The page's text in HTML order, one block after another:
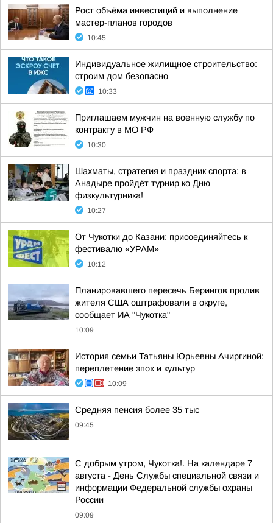
Рост объёма инвестиций и выполнение
мастер-планов городов
10:45
Индивидуальное жилищное строительство:
строим дом безопасно
10:33
Приглашаем мужчин на военную службу по
контракту в МО РФ
10:30
Шахматы, стратегия и праздник спорта: в
Анадыре пройдёт турнир ко Дню
физкультурника!
10:27
От Чукотки до Казани: присоединяйтесь к
фестивалю «УРАМ»
10:12
Планировавшего пересечь Берингов пролив
жителя США оштрафовали в округе,
сообщает ИА "Чукотка"
10:09
История семьи Татьяны Юрьевны Ачиргиной:
переплетение эпох и культур
10:09
Средняя пенсия более 35 тыс
09:45
С добрым утром, Чукотка!. На календаре 7
августа - День Службы специальной связи и
информации Федеральной службы охраны
России
09:09